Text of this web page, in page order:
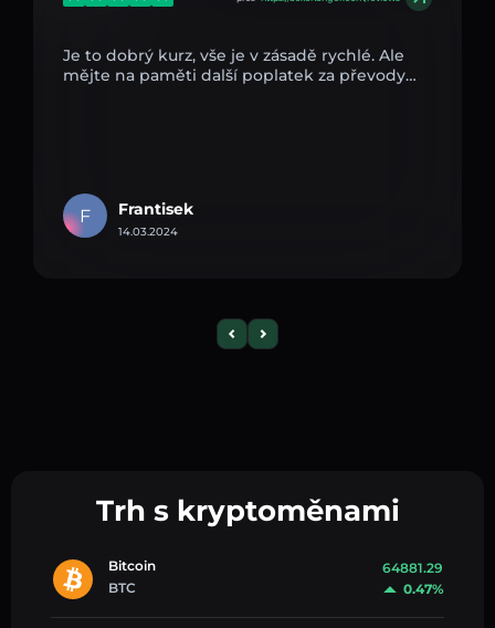
Je to dobrý kurz, vše je v zásadě rychlé. Ale
mějte na paměti další poplatek za převody…
F Frantisek
14.03.2024
Trh s kryptoměnami
Bitcoin
BTC
64881.29
0.47%